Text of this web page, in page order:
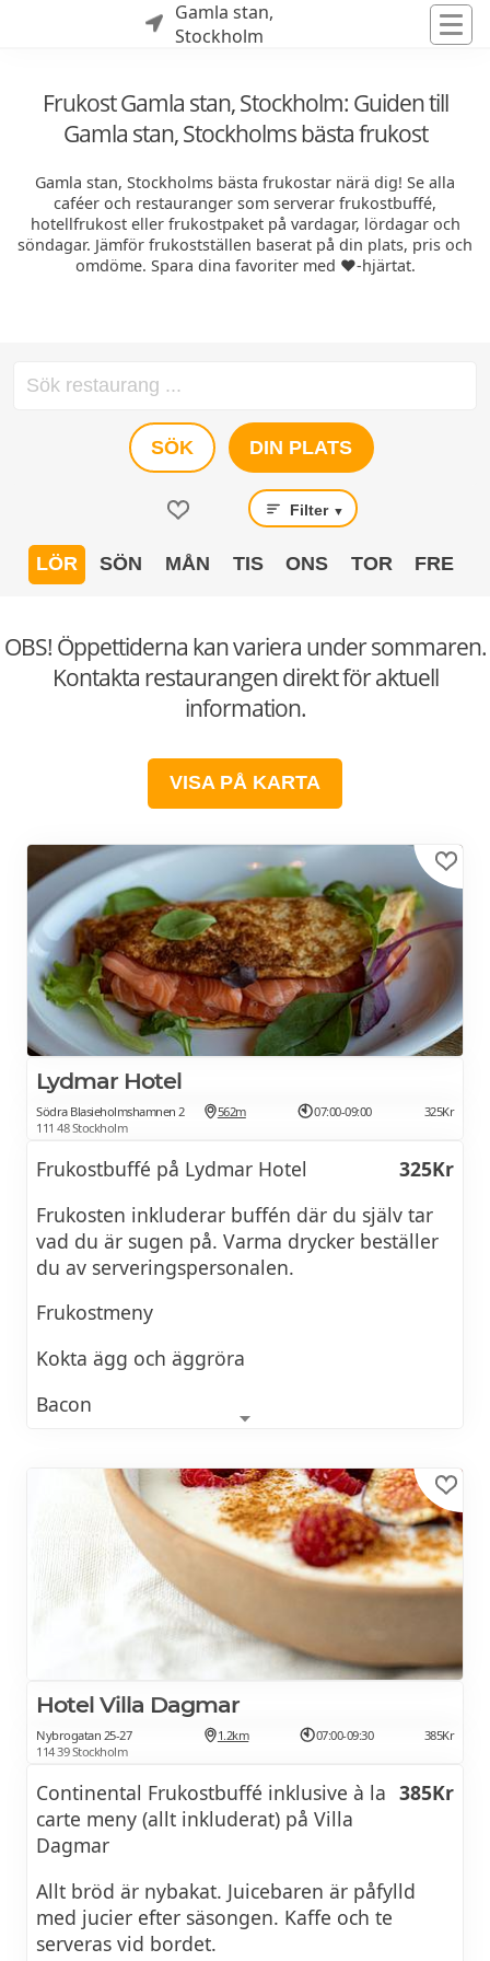
Gamla stan,
Stockholm
Frukost Gamla stan, Stockholm: Guiden till
Gamla stan, Stockholms bästa frukost
Gamla stan, Stockholms bästa frukostar närä dig! Se alla
caféer och restauranger som serverar frukostbuffé,
hotellfrukost eller frukostpaket på vardagar, lördagar och
söndagar. Jämför frukostställen baserat på din plats, pris och
omdöme. Spara dina favoriter med ❤️-hjärtat.
SÖK DIN PLATS
Filter ▼
LÖR SÖN MÅN TIS ONS TOR FRE
OBS! Öppettiderna kan variera under sommaren.
Kontakta restaurangen direkt för aktuell
information.
VISA PÅ KARTA
Lydmar Hotel
Södra Blasieholmshamnen 2
111 48 Stockholm
562m 07:00-09:00 325Kr
Frukostbuffé på Lydmar Hotel
325Kr
Frukosten inkluderar buffén där du själv tar
vad du är sugen på. Varma drycker beställer
du av serveringspersonalen.
Frukostmeny
Kokta ägg och äggröra
Bacon
Grönsaker
Ostar, skinka, leverpastej, räksallad
Youghurt (laktosfria alternativ finns)
Flingor och müsli
Chia pudding
Frön och torkad frukt
Desserbordet
Frukt och grönsaker
Juicer, smoothie, ingefärsshot
Kaffe och te
Hotel Villa Dagmar
Nybrogatan 25-27
114 39 Stockholm
1.2km 07:00-09:30 385Kr
Continental Frukostbuffé inklusive à la
carte meny (allt inkluderat) på Villa
Dagmar
385Kr
Allt bröd är nybakat. Juicebaren är påfylld
med jucier efter säsongen. Kaffe och te
serveras vid bordet.